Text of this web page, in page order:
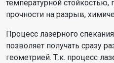
температурной
прочности на разрыв,
Процесс лазерного
позволяет получать сразу
геометрией. Т.к. процесс